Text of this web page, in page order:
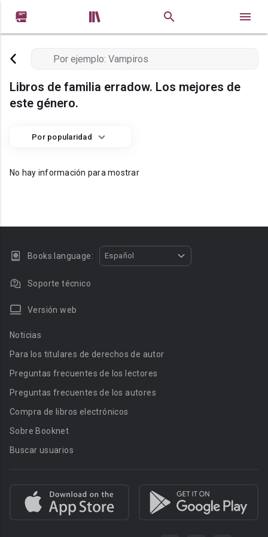
 
Libros de familia erradow. Los mejores de
este género.
Por popularidad
No hay información para mostrar
Books language: Español
Soporte técnico
Versión web
Noticias
Para los titulares de derechos de autor
Preguntas frecuentes de los lectores
Preguntas frecuentes de los autores
Compra de libros electrónicos
Sobre Booknet
Buscar usuarios